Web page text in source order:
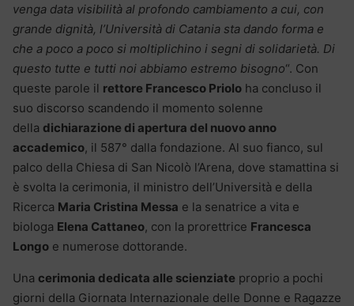
venga data visibilità al profondo cambiamento a cui, con
grande dignità, l’Università di Catania sta dando forma e
che a poco a poco si moltiplichino i segni di solidarietà. Di
questo tutte e tutti noi abbiamo estremo bisogno“. Con
queste parole il rettore Francesco Priolo ha concluso il
suo discorso scandendo il momento solenne
della dichiarazione di apertura del nuovo anno
accademico, il 587° dalla fondazione. Al suo fianco, sul
palco della Chiesa di San Nicolò l’Arena, dove stamattina si
è svolta la cerimonia, il ministro dell’Università e della
Ricerca Maria Cristina Messa e la senatrice a vita e
biologa Elena Cattaneo, con la prorettrice Francesca
Longo e numerose dottorande.
Una cerimonia dedicata alle scienziate proprio a pochi
giorni della Giornata Internazionale delle Donne e Ragazze